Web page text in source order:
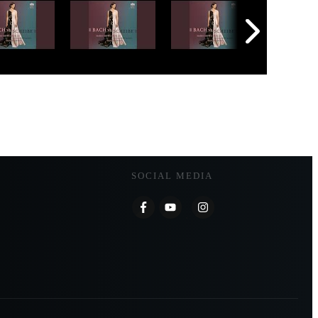
SOCIAL MEDIA